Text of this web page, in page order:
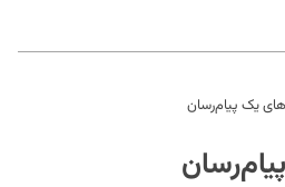
یک پیام‌رسان